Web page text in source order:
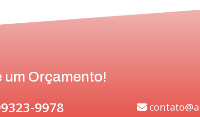
um Orçamento!
9978